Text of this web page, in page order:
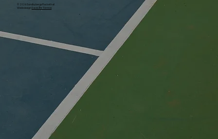
© 2026 Sundbybergs Rackethall
Webbdesign David Åhr Törnros